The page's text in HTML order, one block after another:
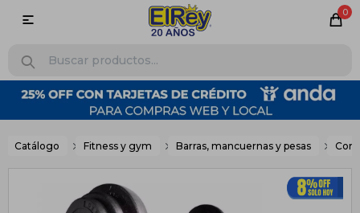
0

Catálogo Fitness y gym Barras, mancuernas y pesas